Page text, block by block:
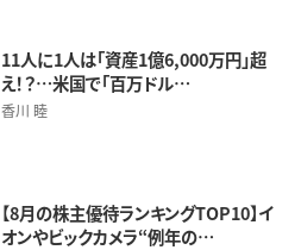
11人に1人は「資産1億6,000万円」超
え！？…米国で「百万ドル…
香川 睦
【8月の株主優待ランキングTOP10】イ
オンやビックカメラ“例年の…